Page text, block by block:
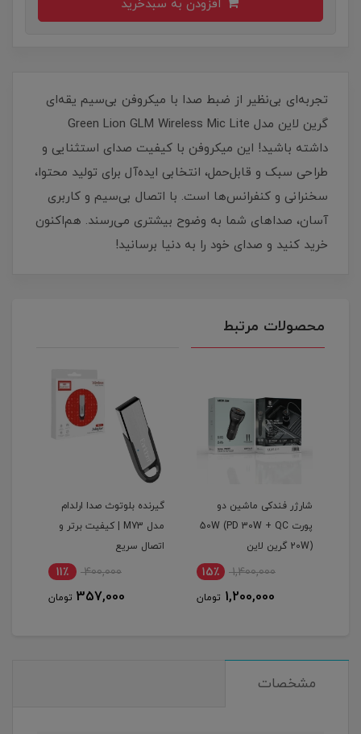
تجربه‌ای بی‌نظیر از ضبط صدا با میکروفن بی‌سیم یقه‌ای
گرین لاین مدل Green Lion GLM Wireless Mic Lite
داشته باشید! این میکروفن با کیفیت صدای استثنایی و
طراحی سبک و قابل‌حمل، انتخابی ایده‌آل برای تولید محتوا،
سخنرانی و کنفرانس‌ها است. با اتصال بی‌سیم و کاربری
آسان، صداهای شما به وضوح بیشتری می‌رسند. هم‌اکنون
خرید کنید و صدای خود را به دنیا برسانید!
محصولات مرتبط
شارژر فندکی ماشین دو
پورت 50W (PD 30W + QC
20W) گرین لاین
1,400,000 15٪
1,200,000 تومان
گیرنده بلوتوث صدا ارلدام
مدل M73 | کیفیت برتر و
اتصال سریع
400,000 11٪
357,000 تومان
مشخصات